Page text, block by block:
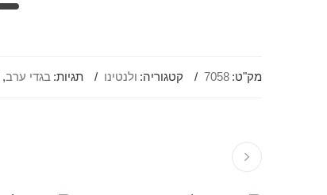
מק"ט: 7058 קטגוריה: ולנטינו תגיות: בגדי ערב,